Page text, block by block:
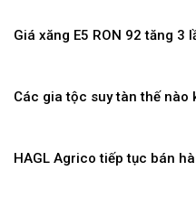
Giá xăng E5 RON 92 tăng 3
Các gia tộc suy tàn thế nào
HAGL Agrico tiếp tục bán